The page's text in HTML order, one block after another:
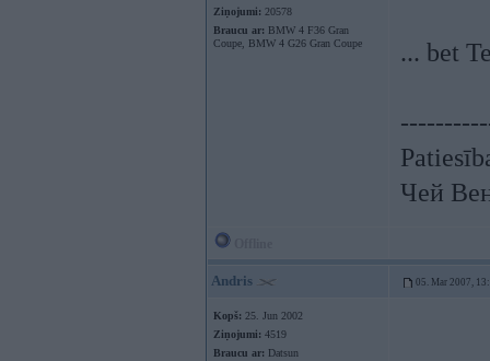
Ziņojumi: 20578
Braucu ar: BMW 4 F36 Gran
Coupe, BMW 4 G26 Gran Coupe
... bet
Чей
Andris 05. Mar 2007,
Kopš: 25. Jun 2002
Ziņojumi: 4519
Braucu ar: Datsun